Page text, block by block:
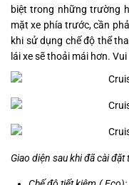
biệt trong những trường
mặt xe phía trước, cần
khi sử dụng chế độ thể
lái xe sẽ thoải mái hơn.
Giao diện sau khi đã cài đặt